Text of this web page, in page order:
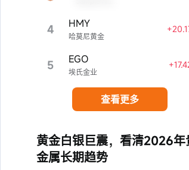
4 哈莫尼黄金
HMY
5 埃氏金业
EGO
查看更多
黄金白银巨震，看清2026年
金属长期趋势